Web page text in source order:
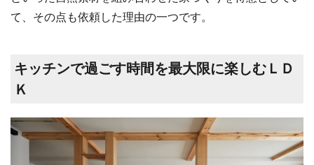
て、その点も依頼した理由の一つです。
キッチンで過ごす時間を最大限に楽しむＬＤ
Ｋ